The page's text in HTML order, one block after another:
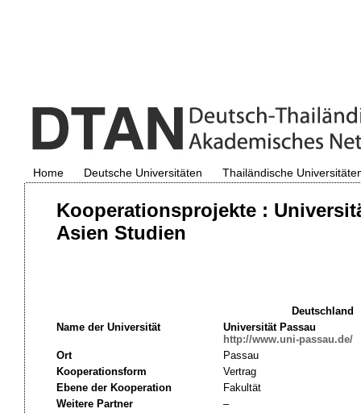
Home Deutsche Universitäten Thailändische
Kooperationsprojekte :
Asien Studien
Deutschland
Name der Universität
Universität Passau
http://www.uni-passau.de/
Ort
Passau
Kooperationsform
Vertrag
Ebene der Kooperation
Fakultät
Weitere Partner
–